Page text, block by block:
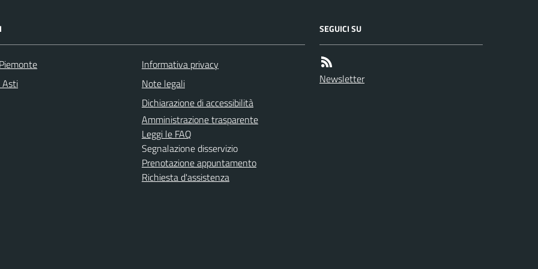
Asti
Informativa privacy
Note legali
Dichiarazione di accessibilità
Amministrazione trasparente
Leggi le FAQ
Segnalazione disservizio
Prenotazione appuntamento
Richiesta d'assistenza
SEGUICI SU
Newsletter